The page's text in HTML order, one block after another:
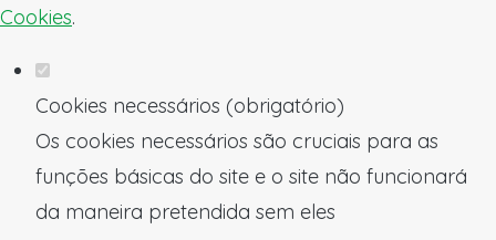
Cookies.
Cookies necessários (obrigatório)
Os cookies necessários são cruciais para as
funções básicas do site e o site não funcionará
da maneira pretendida sem eles